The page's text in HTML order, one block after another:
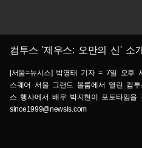
컴투스 '제우스: 오만의 신' 소
[서울=뉴시스] 박영태 기자 = 7일 오후
스퀘어 서울 그랜드 볼룸에서 열린 컴투
스 행사에서 배우 박지현이 포토타임을
since1999@newsis.com